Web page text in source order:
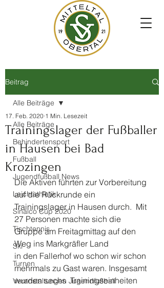
Beitrag
Alle Beiträge
Behindertensport
Fußball
Jugendfußball News
Leichtathletik
Sinalco Cup 2020
Tischtennis
Ski
Turnen
Veranstaltungen Jugendfußball
Alle Beiträge
Trainingslager der Fußballer
in Hausen bei Bad
Krozingen
17. Feb. 2020 1 Min. Lesezeit
Die Aktiven führten zur Vorbereitung
auf die Rückrunde ein
Trainingslager in Hausen durch.  Mit
27 Personen machte sich die
Gruppe am Freitagmittag auf den
Weg ins Markgräfler Land
in den Fallerhof wo schon wir schon
mehrmals zu Gast waren. Insgesamt
wurden sechs  Trainingseinheiten